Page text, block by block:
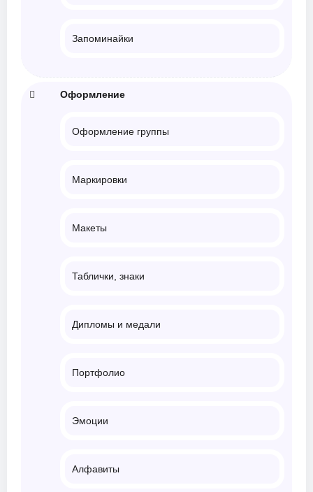
Запоминайки
Оформление
Оформление группы
Маркировки
Макеты
Таблички, знаки
Дипломы и медали
Портфолио
Эмоции
Алфавиты